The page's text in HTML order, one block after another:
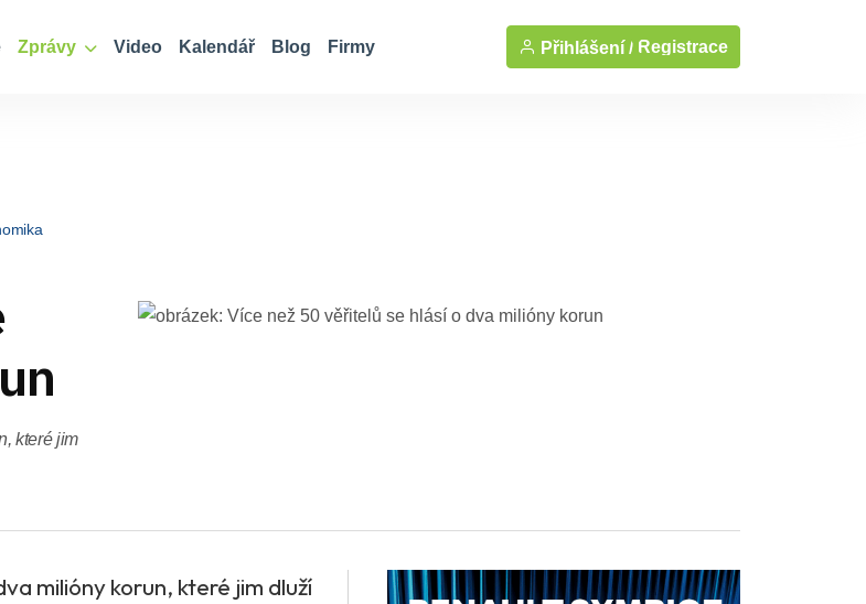
Zprávy Video Kalendář Blog Firmy Přihlášení / Registrace
které jim
milióny korun, které jim dluží